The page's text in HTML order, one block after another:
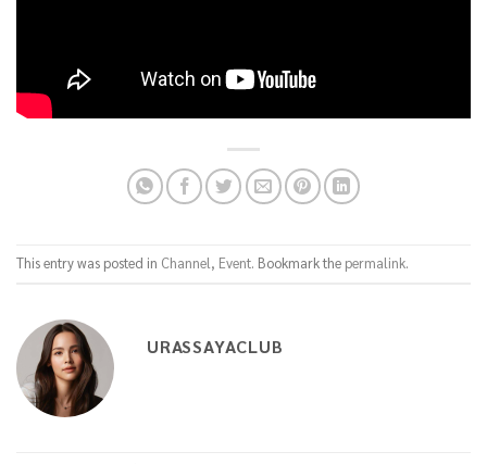
This entry was posted in Channel, Event. Bookmark the permalink.
URASSAYACLUB